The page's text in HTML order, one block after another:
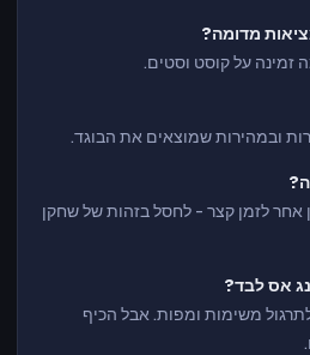
זמינה על קוסט וסטים.
אחר לזמן קצר - לחסל בזהות של שחקן
משימות ומפות. אבל הכיף